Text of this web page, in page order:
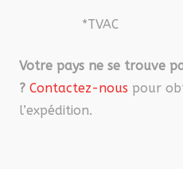
*TVAC
Votre pays ne se trouve
? Contactez-nous pour
l’expédition.